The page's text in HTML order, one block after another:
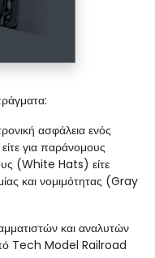
ασφάλεια ενός
για παράνομους
(White Hats) είτε
και νομιμότητας (Gray
και αναλυτών
Tech Model Railroad